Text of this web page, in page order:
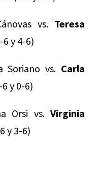
vs. Teresa
6 y 4-6)
Soriano vs. Carla
y 0-6)
Orsi vs. Virginia
y 3-6)